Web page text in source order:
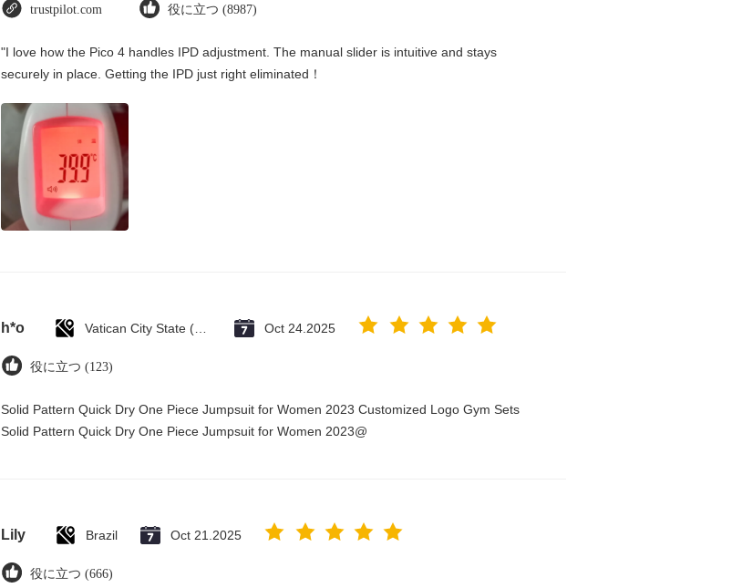
trustpilot.com 役に立つ (8987)
"I love how the Pico 4 handles IPD adjustment. The manual slider is intuitive and stays
securely in place. Getting the IPD just right eliminated！
h*o Oct 24.2025
役に立つ (123)
Solid Pattern Quick Dry One Piece Jumpsuit for Women 2023 Customized Logo Gym Sets
Solid Pattern Quick Dry One Piece Jumpsuit for Women 2023@
Lily Brazil Oct 21.2025
役に立つ (666)